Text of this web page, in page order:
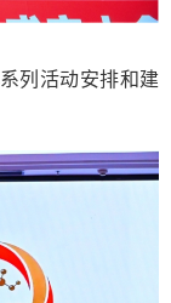
列活动安排和建